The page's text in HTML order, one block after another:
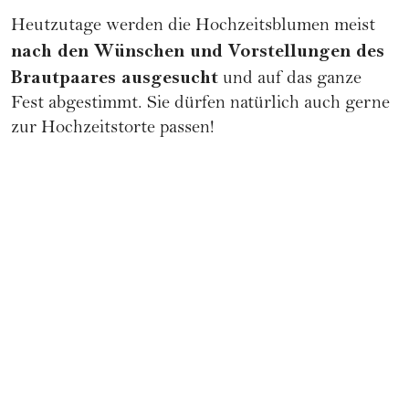
Heutzutage werden die Hochzeitsblumen meist
nach den Wünschen und Vorstellungen des
Brautpaares ausgesucht und auf das ganze
Fest abgestimmt. Sie dürfen natürlich auch gerne
zur Hochzeitstorte passen!